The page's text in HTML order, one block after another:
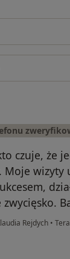
czuje, że
Moje wizyty
Rejdych •